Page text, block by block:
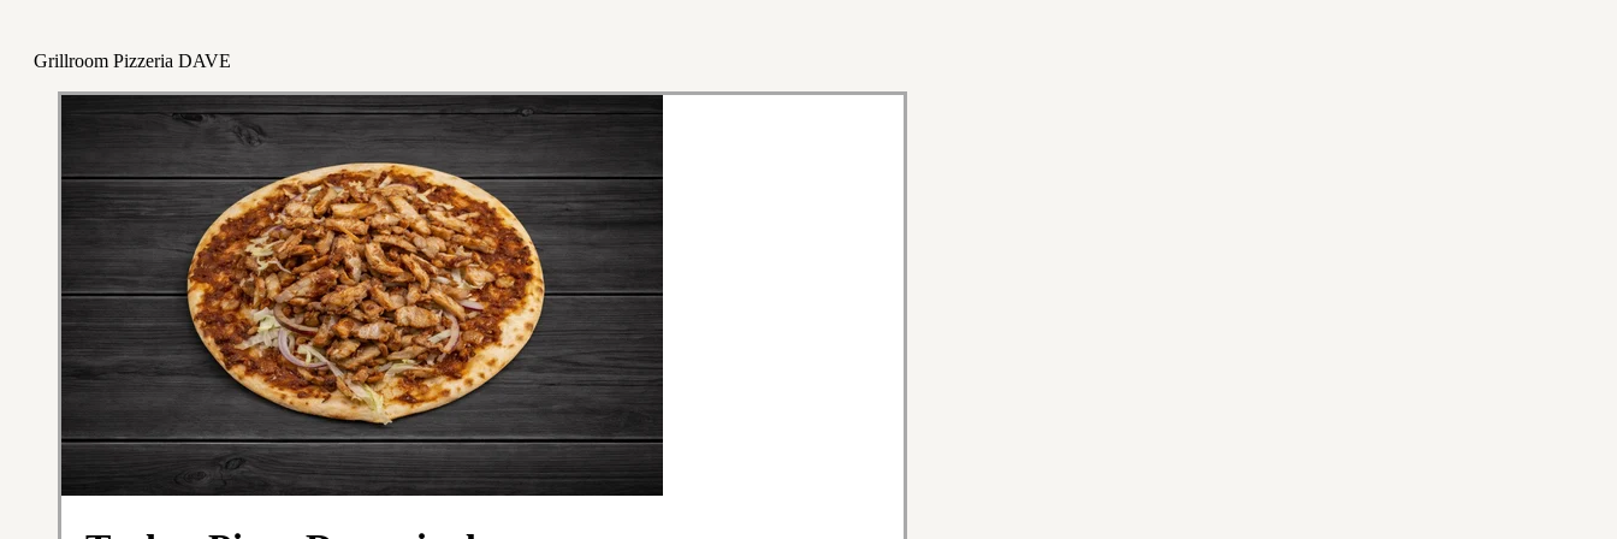
Grillroom Pizzeria DAVE